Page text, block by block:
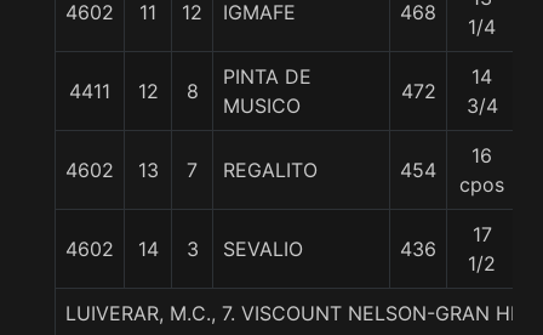
4602 11 12 IGMAFE 468
1/4
4411 12 8
PINTA DE
MUSICO
472
14
3/4
4602 13 7 REGALITO 454
16
cpos
4602 14 3 SEVALIO 436
17
1/2
LUIVERAR, M.C., 7. VISCOUNT NELSON-GRAN